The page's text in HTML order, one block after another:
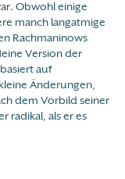
Obwohl einige
manch langatmige
Rachmaninows
Version der
auf
Änderungen,
dem Vorbild seiner
radikal, als er es